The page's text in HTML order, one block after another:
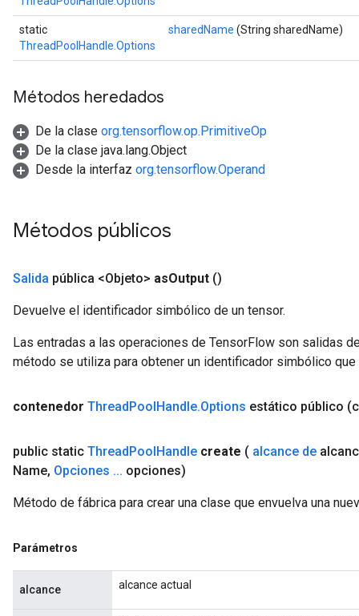
static
ThreadPoolHandle.Options
sharedName (String sharedName)
Métodos heredados
De la clase org.tensorflow.op.PrimitiveOp
De la clase java.lang.Object
Desde la interfaz org.tensorflow.Operand
Métodos públicos
Salida pública <Objeto> asOutput ()
Devuelve el identificador simbólico de un tensor.
Las entradas a las operaciones de TensorFlow son salidas
método se utiliza para obtener un identificador simbólico
contenedor ThreadPoolHandle.Options estático público
public static ThreadPoolHandle create ( alcance de
Name, Opciones ... opciones)
Método de fábrica para crear una clase que envuelva una
Parámetros
alcance alcance actual